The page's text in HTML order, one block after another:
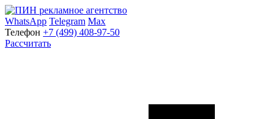
WhatsApp Telegram Max
Телефон +7 (499) 408-97-50
Рассчитать